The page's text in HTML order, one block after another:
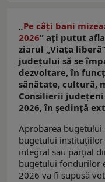
„Pe câți bani
2026” aţi putut
ziarul „Viaţa
judeţului să se
dezvoltare, în
sănătate, cultură,
Consilierii
2026, în şedinţă
Aprobarea bugetului
bugetului
integral sau parţial
bugetului fondurilor
2026 va fi supusă